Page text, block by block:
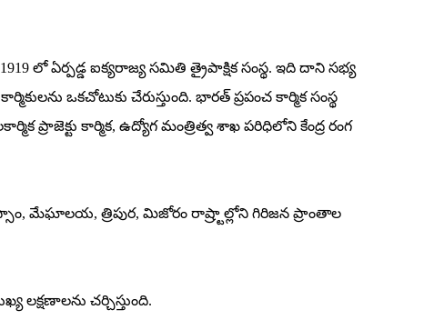
లో ఏర్పడ్డ ఐక్యరాజ్య సమితి త్రైపాక్షిక సంస్థ. ఇది దాని సభ్య
ఒకచోటుకు చేరుస్తుంది. భారత్‌ ప్రపంచ కార్మిక సంస్థ
ప్రాజెక్టు కార్మిక, ఉద్యోగ మంత్రిత్వ శాఖ పరిధిలోని కేంద్ర రంగ
మేఘాలయ, త్రిపుర, మిజోరం రాష్ర్టాల్లోని గిరిజన ప్రాంతాల
లక్షణాలను చర్చిస్తుంది.